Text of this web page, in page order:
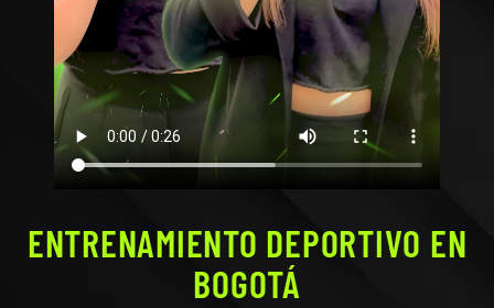
ENTRENAMIENTO DEPORTIVO EN
BOGOTÁ